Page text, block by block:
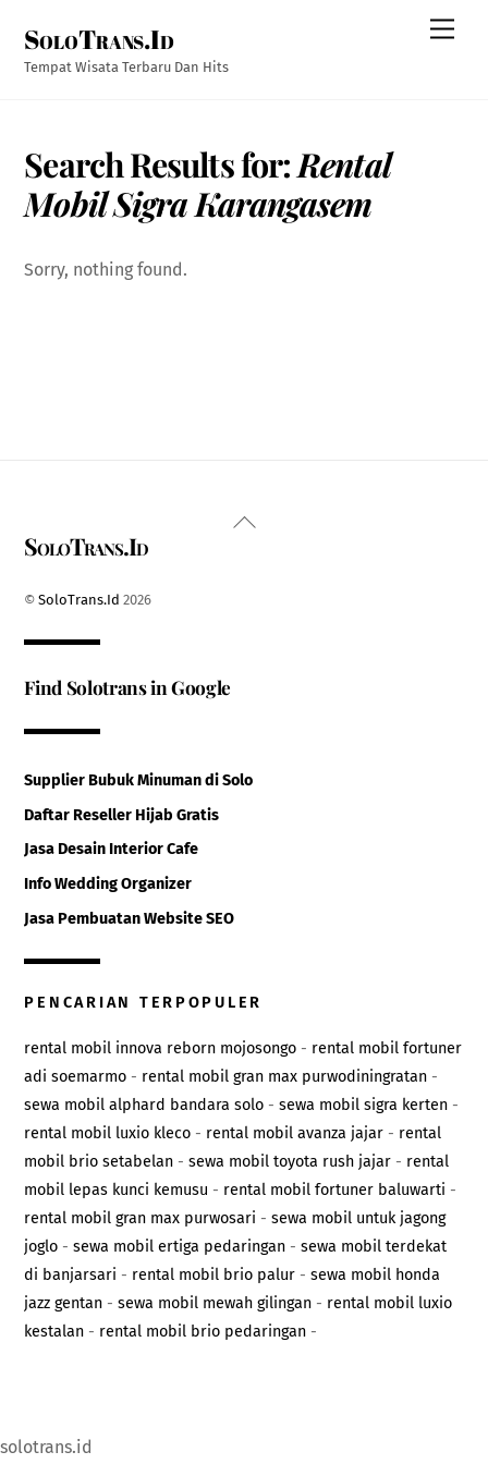
content
SoloTrans.Id
Tempat Wisata Terbaru Dan Hits
Search Results for:Rental
Mobil Sigra Karangasem
Sorry, nothing found.
Back
SoloTrans.Id
©SoloTrans.Id 2026
Find Solotrans in Google
Supplier Bubuk Minuman di Solo
Daftar Reseller Hijab Gratis
Jasa Desain Interior Cafe
Info Wedding Organizer
Jasa Pembuatan Website SEO
PENCARIAN TERPOPULER
rental mobil innova reborn mojosongo - rental mobil fortuner
adi soemarmo - rental mobil gran max purwodiningratan -
sewa mobil alphard bandara solo -sewa mobil sigra kerten -
rental mobil luxio kleco - rental mobil avanza jajar - rental
mobil brio setabelan -sewa mobil toyota rush jajar - rental
mobil lepas kunci kemusu - rental mobil fortuner baluwarti -
rental mobil gran max purwosari -sewa mobil untuk jagong
joglo -sewa mobil ertiga pedaringan -sewa mobil terdekat
di banjarsari - rental mobil brio palur -sewa mobil honda
jazz gentan -sewa mobil mewah gilingan - rental mobil luxio
kestalan - rental mobil brio pedaringan -
solotrans.id